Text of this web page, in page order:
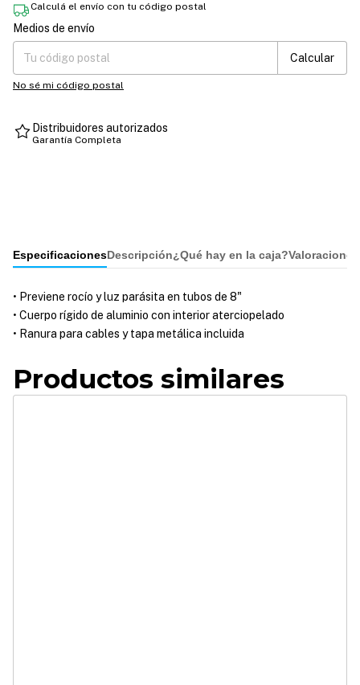
Calculá el envío con tu código postal
Entregas para el CP:
Medios de envío
Calcular
No sé mi código postal
Distribuidores autorizados
Garantía Completa
EspecificacionesDescripción¿Qué hay en la caja?
• Previene rocío y luz parásita en tubos de 8"
• Cuerpo rígido de aluminio con interior aterciopelado
• Ranura para cables y tapa metálica incluida
Productos similares